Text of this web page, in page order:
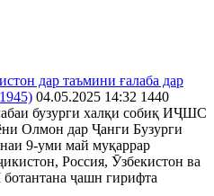
дар таъмини ғалаба дар
04.05.2025 14:32 1440
бузурги халқи собиқ ИҶШС
Олмон дар Ҷанги Бузурги
9-уми май муқаррар
Россия, Ӯзбекистон ва
ҷашн гирифта